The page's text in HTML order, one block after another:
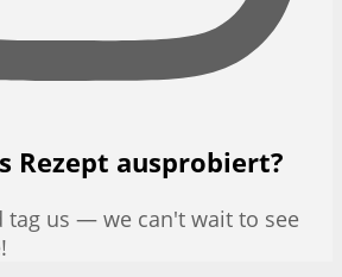
Rezept ausprobiert?
tag us — we can't wait to see